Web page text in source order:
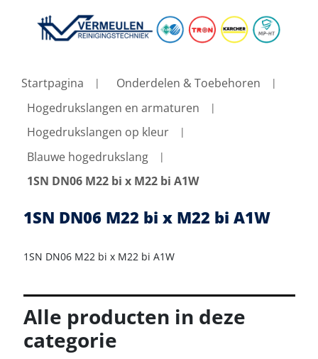
Startpagina
Onderdelen & Toebehoren
Hogedrukslangen en armaturen
Hogedrukslangen op kleur
Blauwe hogedrukslang
1SN DN06 M22 bi x M22 bi A1W
1SN DN06 M22 bi x M22 bi A1W
1SN DN06 M22 bi x M22 bi A1W
Alle producten in deze
categorie